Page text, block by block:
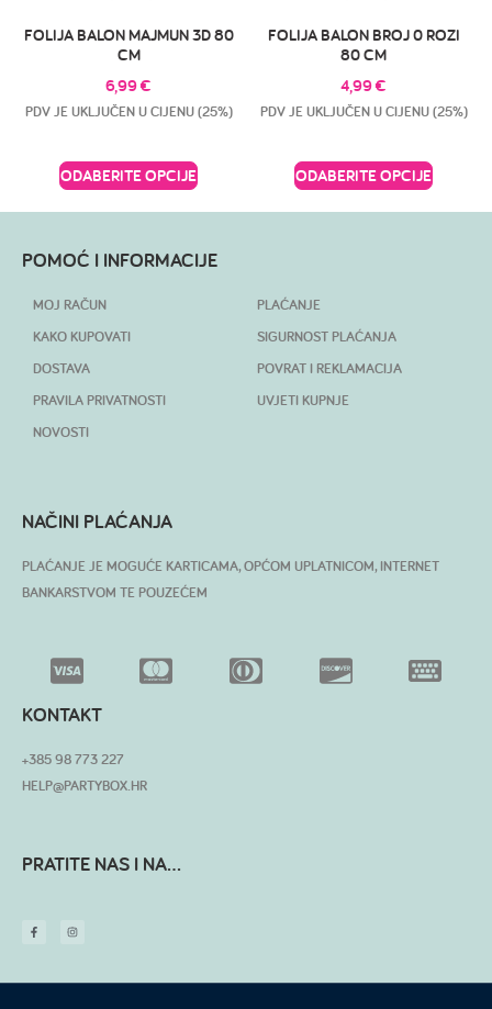
FOLIJA BALON MAJMUN 3D 80
CM
6,99€
PDV JE UKLJUČEN U CIJENU (25%)
ODABERITE OPCIJE
FOLIJA BALON BROJ 0 ROZI
80 CM
4,99€
PDV JE UKLJUČEN U CIJENU (25%)
ODABERITE OPCIJE
POMOĆ I INFORMACIJE
MOJ RAČUN
KAKO KUPOVATI
DOSTAVA
PRAVILA PRIVATNOSTI
NOVOSTI
PLAĆANJE
SIGURNOST PLAĆANJA
POVRAT I REKLAMACIJA
UVJETI KUPNJE
NAČINI PLAĆANJA
PLAĆANJE JE MOGUĆE KARTICAMA, OPĆOM UPLATNICOM, INTERNET
BANKARSTVOM TE POUZEĆEM
KONTAKT
+385 98 773 227
HELP@PARTYBOX.HR
PRATITE NAS I NA...